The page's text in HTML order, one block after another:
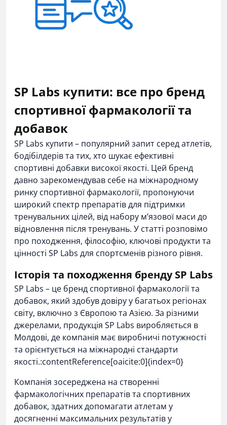
SP Labs купити: все про бренд
спортивної фармакології та
добавок
SP Labs купити – популярний запит серед атлетів,
бодібілдерів та тих, хто шукає ефективні
спортивні добавки високої якості. Цей бренд
давно зарекомендував себе на міжнародному
ринку спортивної фармакології, пропонуючи
широкий спектр препаратів для підтримки
тренувальних цілей, від набору м’язової маси до
відновлення після тренувань. У статті розповімо
про походження, філософію, ключові продукти та
цінності SP Labs для спортсменів різного рівня.
Історія та походження бренду SP Labs
SP Labs – це бренд спортивної фармакології та
добавок, який здобув довіру у багатьох регіонах
світу, включно з Європою та Азією. За різними
джерелами, продукція SP Labs виробляється в
Молдові, де компанія має виробничі потужності
та орієнтується на міжнародні стандарти
якості.:contentReference[oaicite:0]{index=0}
Компанія зосереджена на створенні
фармакологічних препаратів та спортивних
добавок, здатних допомагати атлетам у
досягненні максимальних результатів у